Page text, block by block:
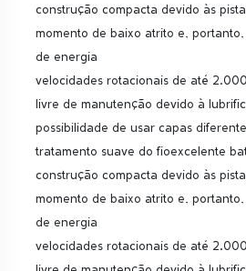
construção compacta devido às
momento de baixo atrito e,
de energia
velocidades rotacionais de até
livre de manutenção devido à
possibilidade de usar capas
tratamento suave do fioexcelente
construção compacta devido às
momento de baixo atrito e,
de energia
velocidades rotacionais de até